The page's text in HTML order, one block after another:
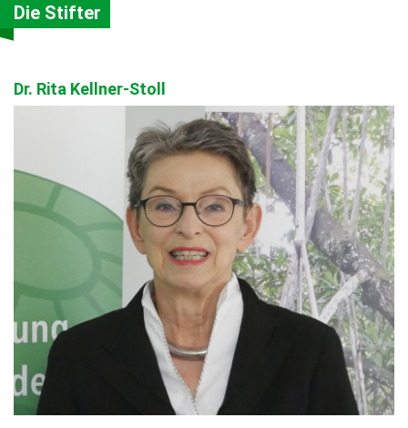
Die Stifter
Dr. Rita Kellner-Stoll